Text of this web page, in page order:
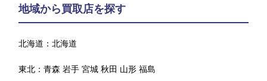
地域から買取店を探す
北海道：北海道
東北：青森 岩手 宮城 秋田 山形 福島